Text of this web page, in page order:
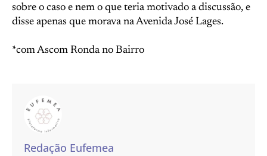
sobre o caso e nem o que teria motivado a discussão, e
disse apenas que morava na Avenida José Lages.
*com Ascom Ronda no Bairro
Redação Eufemea